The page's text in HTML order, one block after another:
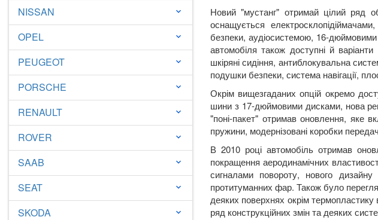
NISSAN keyboard_arrow_down
OPEL keyboard_arrow_down
PEUGEOT keyboard_arrow_down
PORSCHE keyboard_arrow_down
RENAULT keyboard_arrow_down
ROVER keyboard_arrow_down
SAAB keyboard_arrow_down
SEAT keyboard_arrow_down
SKODA keyboard_arrow_down
Новий "мустанг" отримай цілий ряд
оснащується
безпеки, аудіосистемою, 16-
автомобіля також доступні й
шкіряні сидіння, антиблокувальна
подушки безпеки, система навігації,
Окрім вищезгаданих опцій окремо
шини з 17-дюймовими дисками, нова
"поні-пакет" отримав оновлення, яке
пружини, модернізовані коробки
В 2010 році автомобіль отримав
покращення аеродинамічних
сигналами повороту, нового
протитуманних фар. Також було
деяких поверхнях окрім
ряд конструкційних змін та деяких